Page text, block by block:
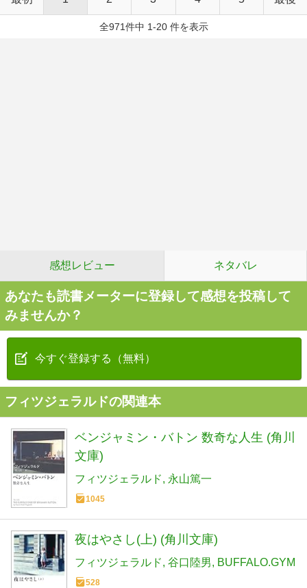
全971件中 1-20 件を表示
感想レビュー ネタバレ
あなたも読書メーターに登録して感想を投稿して
みませんか？
今すぐ登録する（無料）
フィツジェラルドの関連本
ベンジャミン・バトン 数奇な人生 (角川
文庫)
フィツジェラルド 永山篤一
1045
夜はやさし(上) (角川文庫)
フィツジェラルド 谷口陸男 BUFFALO.GYM
528